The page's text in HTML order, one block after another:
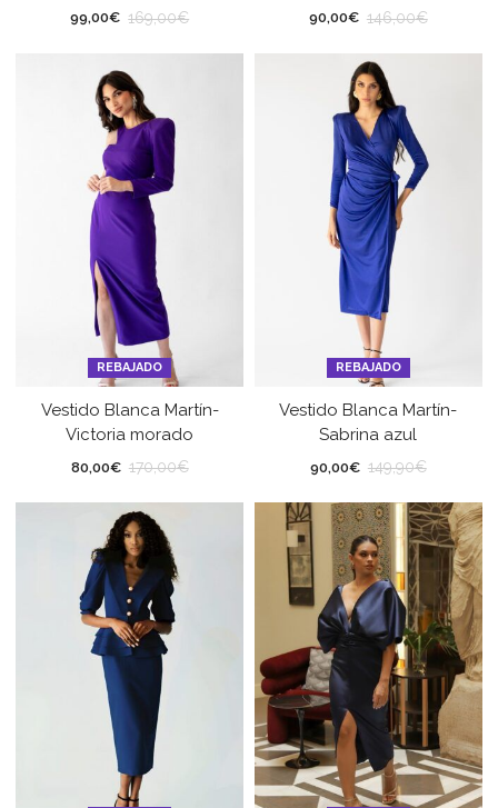
99,00€ 169,00€ 90,00€ 146,00€
REBAJADO
Vestido Blanca Martín-
Victoria morado
80,00€ 170,00€
REBAJADO
Vestido Blanca Martín-
Sabrina azul
90,00€ 149,90€